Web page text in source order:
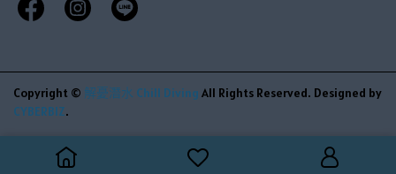
Copyright © 解憂潛水 Chill Diving All Rights Reserved. Designed by
CYBERBIZ.